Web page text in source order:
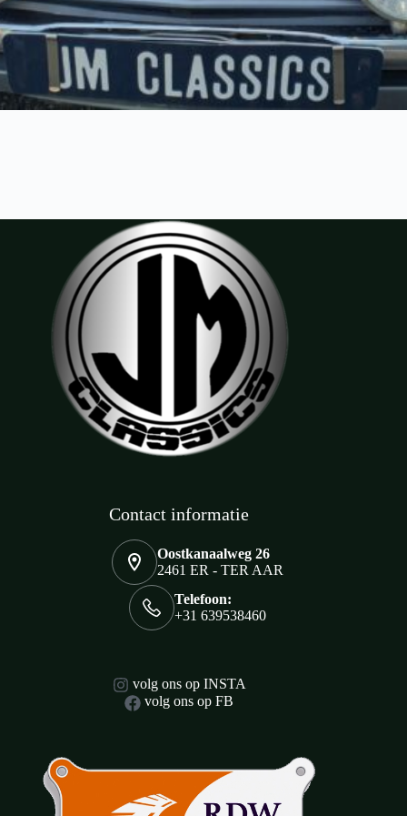
Contact informatie
Oostkanaalweg 26
2461 ER - TER AAR
Telefoon:
+31 639538460
volg ons op INSTA
volg ons op FB